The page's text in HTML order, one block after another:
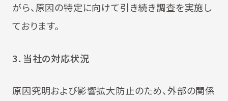
がら、原因の特定に向けて引き続き調査を実施し
ております。
3．当社の対応状況
原因究明および影響拡大防止のため、外部の関係